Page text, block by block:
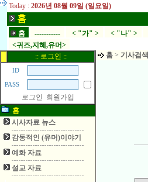
Today : 2026년 08월 09일 (일요일)
홈
홈 ----------- < "가" > < "나" >
<귀즈,지혜,유머>
:: 로그인 ::
ID
PASS
로그인
회원가입
홈
시사자료 뉴스
감동적인 (유머)이야기
예화 자료
설교 자료
홈 > 기사검색